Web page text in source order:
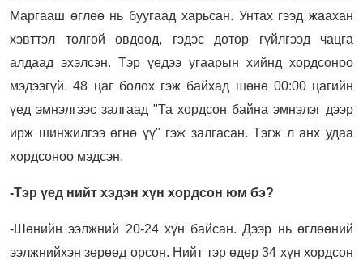
Маргааш өглөө нь буугаад харьсан. Унтах гээд жаахан
хэвттэл толгой өвдөөд, гэдэс дотор гүйлгээд чацга
алдаад эхэлсэн. Тэр үедээ угаарын хийнд хордсоноо
мэдээгүй. 48 цаг болох гэж байхад шөнө 00:00 цагийн
үед эмнэлгээс залгаад "Та хордсон байна эмнэлэг дээр
ирж шинжилгээ өгнө үү" гэж залгасан. Тэгж л анх удаа
хордсоноо мэдсэн.
-Тэр үед нийт хэдэн хүн хордсон юм бэ?
-Шөнийн ээлжний 20-24 хүн байсан. Дээр нь өглөөний
ээлжнийхэн зөрөөд орсон. Нийт тэр өдөр 34 хүн хордсон